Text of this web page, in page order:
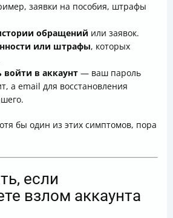
заявки на пособия, штрафы
обращений или заявок.
или штрафы, которых
в аккаунт — ваш пароль
а email для восстановления
бы один из этих симптомов, пора
если
взлом аккаунта